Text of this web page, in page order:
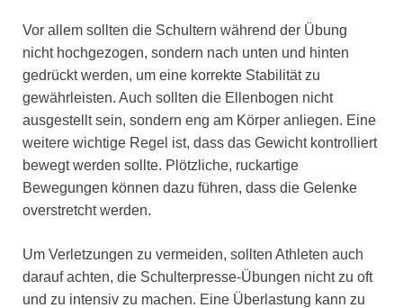
Vor allem sollten die Schultern während der Übung
nicht hochgezogen, sondern nach unten und hinten
gedrückt werden, um eine korrekte Stabilität zu
gewährleisten. Auch sollten die Ellenbogen nicht
ausgestellt sein, sondern eng am Körper anliegen. Eine
weitere wichtige Regel ist, dass das Gewicht kontrolliert
bewegt werden sollte. Plötzliche, ruckartige
Bewegungen können dazu führen, dass die Gelenke
overstretcht werden.
Um Verletzungen zu vermeiden, sollten Athleten auch
darauf achten, die Schulterpresse-Übungen nicht zu oft
und zu intensiv zu machen. Eine Überlastung kann zu